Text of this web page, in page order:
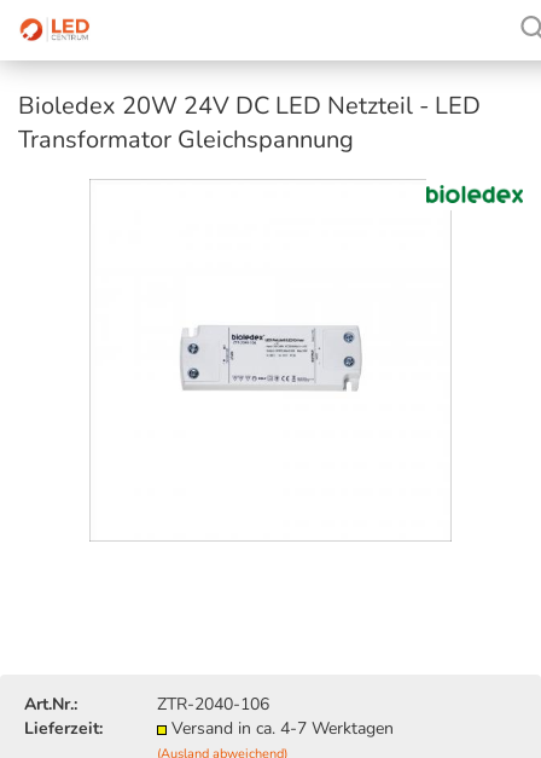
Bioledex 20W 24V DC LED Netzteil - LED
Transformator Gleichspannung
Art.Nr.:
ZTR-2040-106
Lieferzeit:
Versand in ca. 4-7 Werktagen
(Ausland abweichend)